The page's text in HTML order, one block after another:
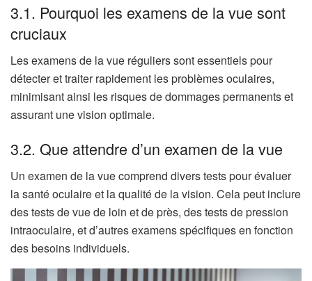
3.1. Pourquoi les examens de la vue sont
cruciaux
Les examens de la vue réguliers sont essentiels pour
détecter et traiter rapidement les problèmes oculaires,
minimisant ainsi les risques de dommages permanents et
assurant une vision optimale.
3.2. Que attendre d’un examen de la vue
Un examen de la vue comprend divers tests pour évaluer
la santé oculaire et la qualité de la vision. Cela peut inclure
des tests de vue de loin et de près, des tests de pression
intraoculaire, et d’autres examens spécifiques en fonction
des besoins individuels.